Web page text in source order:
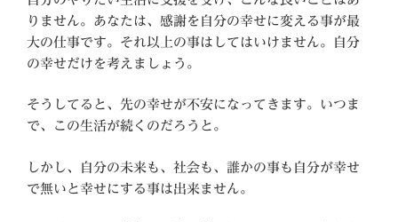
りません。あなたは、感謝を自分の幸せに変える事が最
大の仕事です。それ以上の事はしてはいけません。自分
の幸せだけを考えましょう。
そうしてると、先の幸せが不安になってきます。いつま
で、この生活が続くのだろうと。
しかし、自分の未来も、社会も、誰かの事も自分が幸せ
で無いと幸せにする事は出来ません。